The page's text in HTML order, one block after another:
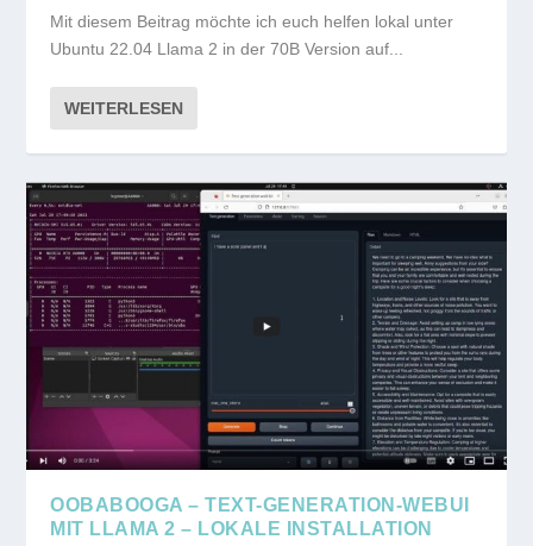
Mit diesem Beitrag möchte ich euch helfen lokal unter
Ubuntu 22.04 Llama 2 in der 70B Version auf...
WEITERLESEN
OOBABOOGA – TEXT-GENERATION-WEBUI
MIT LLAMA 2 – LOKALE INSTALLATION